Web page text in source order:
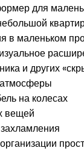
для
в маленьком
и других
на колесах
вещей